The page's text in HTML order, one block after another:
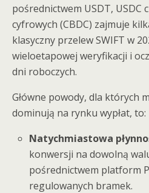
pośrednictwem USDT, USDC
cyfrowych (CBDC) zajmuje
klasyczny przelew SWIFT w
wieloetapowej weryfikacji i
dni roboczych.
Główne powody, dla których
dominują na rynku wypłat, to:
Natychmiastowa
konwersji na dowolną
pośrednictwem platform
regulowanych bramek.